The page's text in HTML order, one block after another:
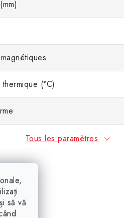
să vă
(°C)
Tous les paramètres